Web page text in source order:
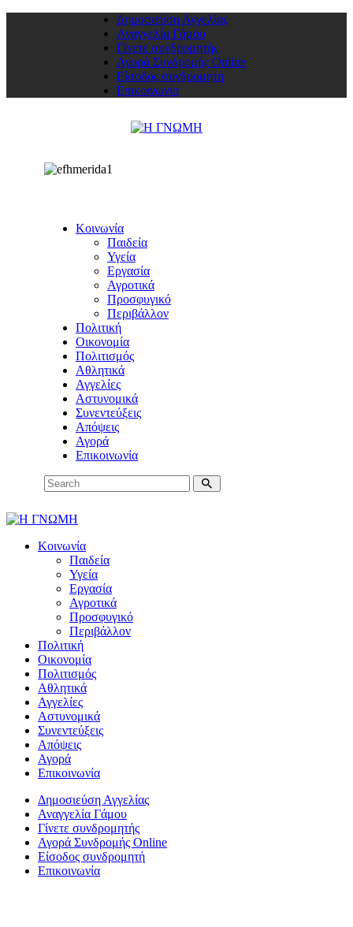
Δημοσιεύση Αγγελίας
Αναγγελία Γάμου
Γίνετε συνδρομητής
Αγορά Συνδρομής Online
Είσοδος συνδρομητή
Επικοινωνία
Κοινωνία
Παιδεία
Υγεία
Εργασία
Αγροτικά
Προσφυγικό
Περιβάλλον
Πολιτική
Οικονομία
Πολιτισμός
Αθλητικά
Αγγελίες
Αστυνομικά
Συνεντεύξεις
Απόψεις
Αγορά
Επικοινωνία
Κοινωνία
Παιδεία
Υγεία
Εργασία
Αγροτικά
Προσφυγικό
Περιβάλλον
Πολιτική
Οικονομία
Πολιτισμός
Αθλητικά
Αγγελίες
Αστυνομικά
Συνεντεύξεις
Απόψεις
Αγορά
Επικοινωνία
Δημοσιεύση Αγγελίας
Αναγγελία Γάμου
Γίνετε συνδρομητής
Αγορά Συνδρομής Online
Είσοδος συνδρομητή
Επικοινωνία